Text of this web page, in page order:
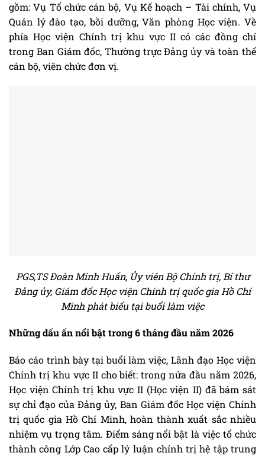
gồm: Vụ Tổ chức cán bộ, Vụ Kế hoạch – Tài chính, Vụ
Quản lý đào tạo, bồi dưỡng, Văn phòng Học viện. Về
phía Học viện Chính trị khu vực II có các đồng chí
trong Ban Giám đốc, Thường trực Đảng ủy và toàn thể
cán bộ, viên chức đơn vị.
PGS,TS Đoàn Minh Huấn, Ủy viên Bộ Chính trị, Bí thư
Đảng ủy, Giám đốc Học viện Chính trị quốc gia Hồ Chí
Minh phát biểu tại buổi làm việc
Những dấu ấn nổi bật trong 6 tháng đầu năm 2026
Báo cáo trình bày tại buổi làm việc, Lãnh đạo Học viện
Chính trị khu vực II cho biết: trong nửa đầu năm 2026,
Học viện Chính trị khu vực II (Học viện II) đã bám sát
sự chỉ đạo của Đảng ủy, Ban Giám đốc Học viện Chính
trị quốc gia Hồ Chí Minh, hoàn thành xuất sắc nhiều
nhiệm vụ trọng tâm. Điểm sáng nổi bật là việc tổ chức
thành công Lớp Cao cấp lý luận chính trị hệ tập trung